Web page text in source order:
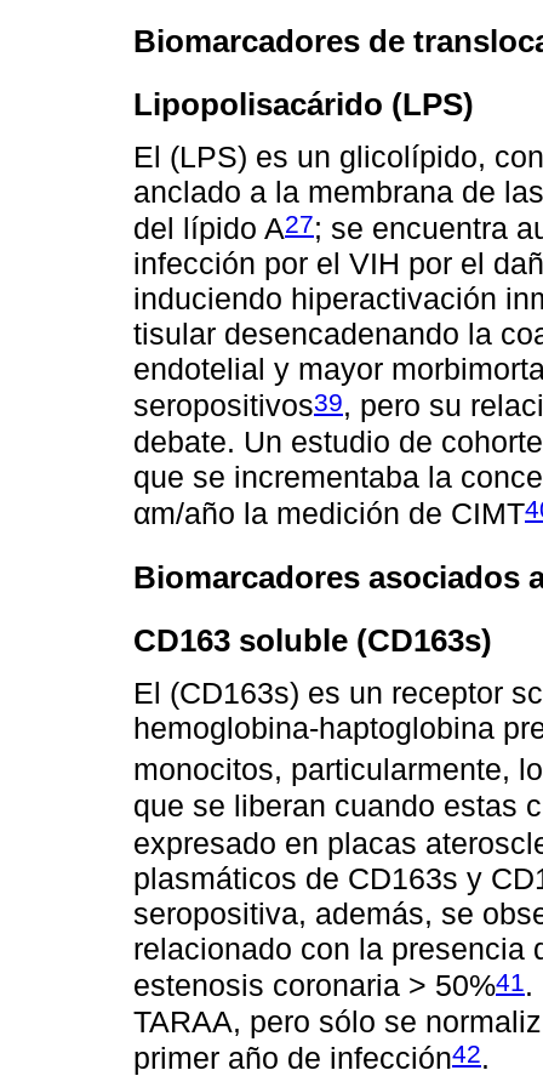
Biomarcadores de
Lipopolisacárido (LPS)
El (LPS) es un glicolípido,
anclado a la membrana de
del lípido A27; se encuentra
infección por el VIH por el
induciendo hiperactivación
tisular desencadenando la
endotelial y mayor
seropositivos39, pero su
debate. Un estudio de
que se incrementaba la
αm/año la medición de CIMT
Biomarcadores asociados
CD163 soluble (CD163s)
El (CD163s) es un receptor
hemoglobina-haptoglobina
monocitos, particularmente,
que se liberan cuando estas
expresado en placas
plasmáticos de CD163s y
seropositiva, además, se
relacionado con la presencia
estenosis coronaria > 50%41 .
TARAA, pero sólo se
primer año de infección42.